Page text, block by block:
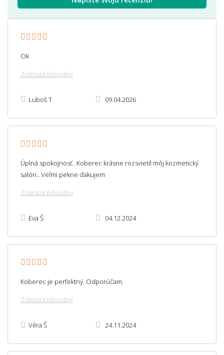
Ok
Zobraziť pôvodný
Luboš T 09.04.2026
Úplná spokojnosť.. Koberec krásne rozsvietil môj kozmetický
salón.. Veľmi pekne ďakujem
Zobraziť pôvodný
Eva Š 04.12.2024
Koberec je perfektný. Odporúčam.
Zobraziť pôvodný
Věra Š 24.11.2024